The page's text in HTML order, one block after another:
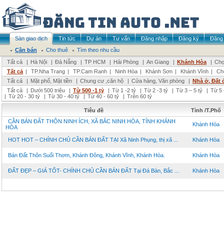
Sàn giao dịch Tin tức Dự án Tư vấn Đăng nhập Đăng ký
Đăng
Cần bán
Cho thuê
Tìm theo nhu cầu
Tất cả
| Hà Nội | Đà Nẵng | TP HCM | Hải Phòng | An Giang | Khánh Hòa |
Tất cả | TP.Nha Trang | TP.Cam Ranh | Ninh Hòa | Khánh Sơn | Khánh Vĩnh |
Tất cả
| Mặt phố, Mặt tiền | Chung cư ,căn hộ | Cửa hàng, Văn phòng | Nhà ở, Đất
Tất cả
| Dưới 500 triệu | Từ 500 -1 tỷ | Từ 1 -2 tỷ | Từ 2 -3 tỷ | Từ 3 – 5 tỷ | Từ 5
| Từ 20 - 30 tỷ | Từ 30 - 40 tỷ | Từ 40 - 60 tỷ | Trên 60 tỷ
Tiêu đề
Tỉnh /T.Phố
CẦN BÁN ĐẤT THÔN NINH ÍCH, XÃ BẮC NINH HÒA, TỈNH KHÁNH
HÒA
Khánh Hòa
HOT HOT – CHÍNH CHỦ CẦN BÁN ĐẤT TẠI Xã Ninh Phụng, thị xã ... Khánh Hòa
Bán Đất Thôn Suối Thơm, Khánh Đông, Khánh Vĩnh, Khánh Hòa. Khánh Hòa
ĐẤT ĐẸP – GIÁ TỐT- CHÍNH CHỦ CẦN BÁN ĐẤT Tại Đá Bàn, Bắc ... Khánh Hòa